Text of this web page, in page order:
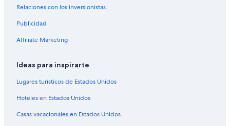
Hoteles en Kirkwall
Hoteles en Dounby
Hoteles en Thurso
Relaciones con los inversionistas
Publicidad
Affiliate Marketing
Ideas para inspirarte
Lugares turísticos de Estados Unidos
Hoteles en Estados Unidos
Casas vacacionales en Estados Unidos